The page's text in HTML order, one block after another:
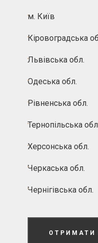
м. Київ
Кіровоградська
Львівська обл.
Одеська обл.
Рівненська обл.
Тернопільська
Херсонська обл.
Черкаська обл.
Чернігівська обл.
ОТРИМАТИ